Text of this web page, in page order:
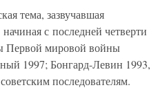
тема, зазвучавшая
с последней четверти
Первой мировой войны
1997; Бонгард-Левин 1993,
последователям.